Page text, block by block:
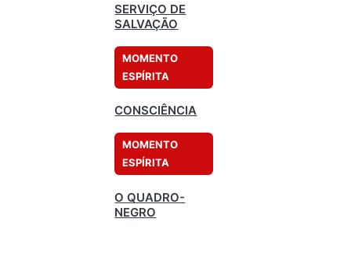
SERVIÇO DE
SALVAÇÃO
MOMENTO
ESPÍRITA
CONSCIÊNCIA
MOMENTO
ESPÍRITA
O QUADRO-
NEGRO